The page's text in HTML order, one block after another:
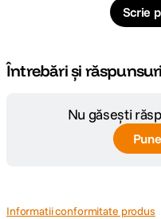
Scrie
Întrebări și răspunsuri
Nu găsești
Informatii conformitate produs